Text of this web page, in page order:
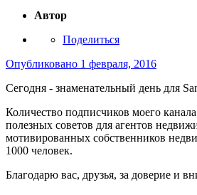
Автор
Поделиться
Опубликовано 1 февраля, 2016
Сегодня - знаменательный день для
Количество подписчиков моего
полезных советов для агентов
мотивированных собственников
1000 человек.
Благодарю вас, друзья, за доверие и